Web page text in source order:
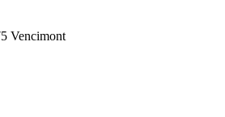
Vencimont